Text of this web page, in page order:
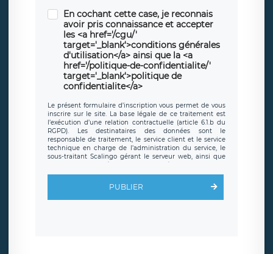
En cochant cette case, je reconnais
avoir pris connaissance et accepter
les <a href='/cgu/'
target='_blank'>conditions générales
d'utilisation</a> ainsi que la <a
href='/politique-de-confidentialite/'
target='_blank'>politique de
confidentialite</a>
Le présent formulaire d’inscription vous permet de vous
inscrire sur le site. La base légale de ce traitement est
l’exécution d’une relation contractuelle (article 6.1.b du
RGPD). Les destinataires des données sont le
responsable de traitement, le service client et le service
technique en charge de l’administration du service, le
sous-traitant Scalingo gérant le serveur web, ainsi que
toute personne légalement autorisée. Le formulaire
d’inscription est hébergé sur un serveur hébergé par
clauses de
protection conformes au RGPD
. Les données collectées
sont conservées jusqu’à ce que l’Internaute en sollicite la
PUBLIER